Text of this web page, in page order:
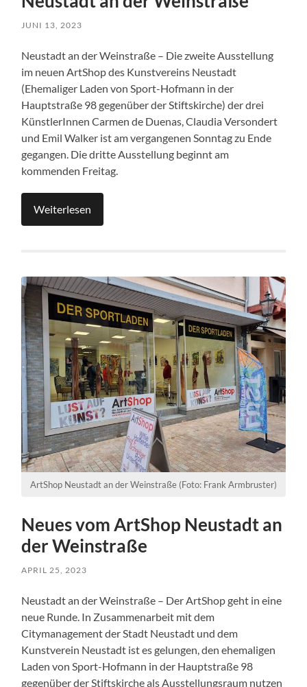
JUNI 13, 2023
Neustadt an der Weinstraße – Die zweite Ausstellung
im neuen ArtShop des Kunstvereins Neustadt
(Ehemaliger Laden von Sport-Hofmann in der
Hauptstraße 98 gegenüber der Stiftskirche) der drei
KünstlerInnen Carmen de Duenas, Claudia Versondert
und Emil Walker ist am vergangenen Sonntag zu Ende
gegangen. Die dritte Ausstellung beginnt am
kommenden Freitag.
Weiterlesen
ArtShop Neustadt an der Weinstraße (Foto: Frank Armbruster)
Neues vom ArtShop Neustadt an
der Weinstraße
APRIL 25, 2023
Neustadt an der Weinstraße – Der ArtShop geht in eine
neue Runde. In Zusammenarbeit mit dem
Citymanagement der Stadt Neustadt und dem
Kunstverein Neustadt ist es gelungen, den ehemaligen
Laden von Sport-Hofmann in der Hauptstraße 98
gegenüber der Stiftskirche als Ausstellungsraum nutzen